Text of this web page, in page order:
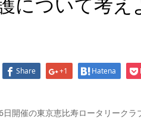
護について考
Share +1 Hatena
開催の東京恵比寿ロータリークラ